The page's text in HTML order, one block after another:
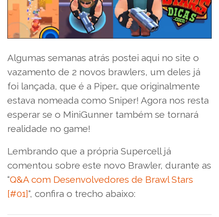
Algumas semanas atrás postei aqui no site o
vazamento de 2 novos brawlers, um deles já
foi lançada, que é a Piper… que originalmente
estava nomeada como Sniper! Agora nos resta
esperar se o MiniGunner também se tornará
realidade no game!
Lembrando que a própria Supercell já
comentou sobre este novo Brawler, durante as
“Q&A com Desenvolvedores de Brawl Stars
[#01]“, confira o trecho abaixo: